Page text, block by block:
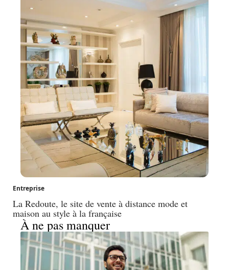
Entreprise
La Redoute, le site de vente à distance mode et
maison au style à la française
À ne pas manquer